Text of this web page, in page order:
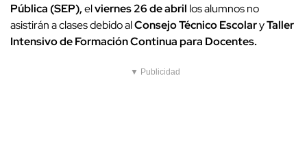
Pública (SEP),elviernes 26 de abril los alumnos no
asistirán a clases debido alConsejo Técnico EscolaryTaller
Intensivo de Formación Continua para Docentes.
▼ Publicidad